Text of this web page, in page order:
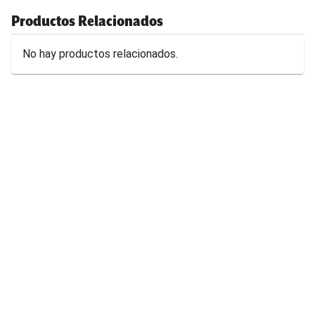
Productos Relacionados
No hay productos relacionados.